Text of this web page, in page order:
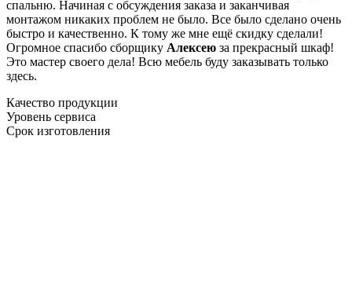
спальню. Начиная с обсуждения заказа и заканчивая
монтажом никаких проблем не было. Все было сделано очень
быстро и качественно. К тому же мне ещё скидку сделали!
Огромное спасибо сборщику Алексею за прекрасный шкаф!
Это мастер своего дела! Всю мебель буду заказывать только
здесь.
Качество продукции
Уровень сервиса
Срок изготовления